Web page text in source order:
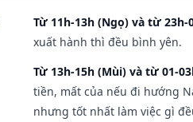
Từ 11h-13h (Ngọ) và từ 23h-
xuất hành thì đều bình yên.
Từ 13h-15h (Mùi) và từ 01-
tiền, mất của nếu đi hướng
nhưng tốt nhất làm việc gì